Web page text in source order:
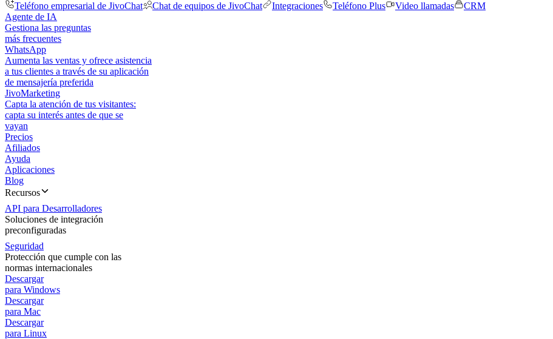
Teléfono empresarial de JivoChat
Chat de equipos de JivoChat Integraciones Teléfono Plus Video llamadas
CRM
Agente de IA
Gestiona las preguntas
más frecuentes
WhatsApp
Aumenta las ventas y ofrece asistencia
a tus clientes a través de su aplicación
de mensajería preferida
JivoMarketing
Capta la atención de tus visitantes:
capta su interés antes de que se
vayan
Precios
Afiliados
Ayuda
Aplicaciones
Blog
Recursos
API para Desarrolladores
Soluciones de integración
preconfiguradas
Seguridad
Protección que cumple con las
normas internacionales
Descargar
para Windows
Descargar
para Mac
Descargar
para Linux